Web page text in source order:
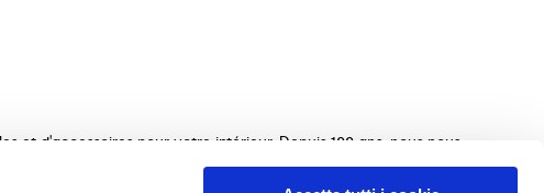
et d'accessoires pour votre intérieur. Depuis 100 ans, nous nous
collections de tables, chaises, lits, canapés et éléments